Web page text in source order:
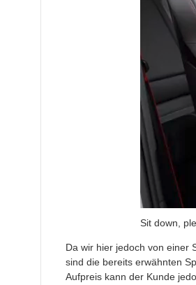
Sit down,
Da wir hier jedoch von einer
sind die bereits erwähnten
Aufpreis kann der Kunde